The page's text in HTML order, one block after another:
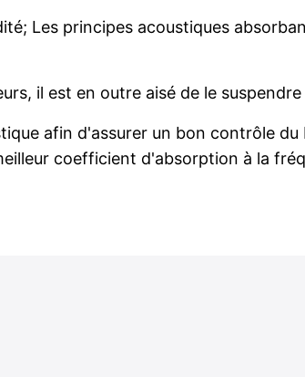
Les principes acoustiques
il est en outre aisé de le
afin d'assurer un bon contrôle
coefficient d'absorption à la